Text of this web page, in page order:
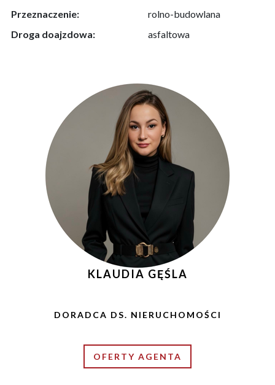
Przeznaczenie:
rolno-budowlana
Droga doajzdowa:
asfaltowa
KLAUDIA GĘŚLA
DORADCA DS. NIERUCHOMOŚCI
OFERTY AGENTA